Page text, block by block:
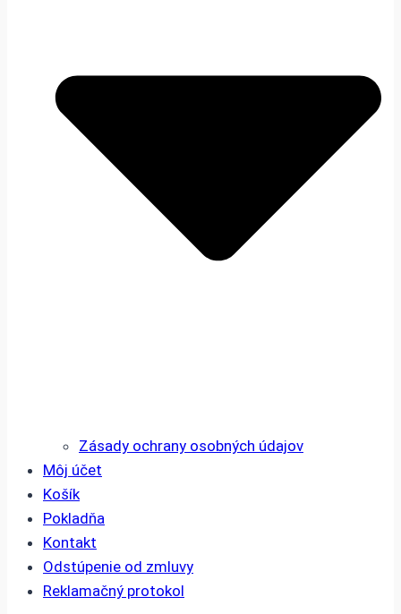
Zásady ochrany osobných údajov
Môj účet
Košík
Pokladňa
Kontakt
Odstúpenie od zmluvy
Reklamačný protokol